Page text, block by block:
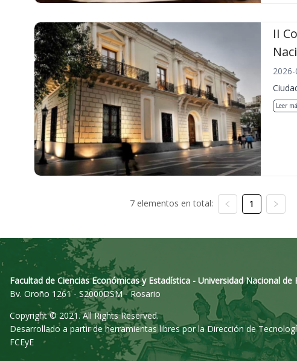
II
Leer
7 elementos en total: 1
Facultad de Ciencias Económicas y Estadística - Universidad Nacional de
Bv. Oroño 1261 - S2000DSM - Rosario
Copyright © 2021. All Rights Reserved.
Desarrollado a partir de herramientas libres por la Dirección de
FCEyE